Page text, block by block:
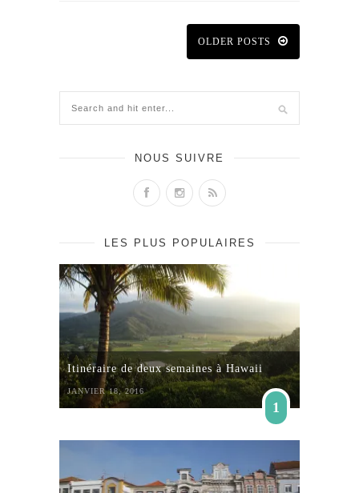
OLDER POSTS
NOUS SUIVRE
LES PLUS POPULAIRES
Itinéraire de deux semaines à Hawaii
JANVIER 18, 2016
1